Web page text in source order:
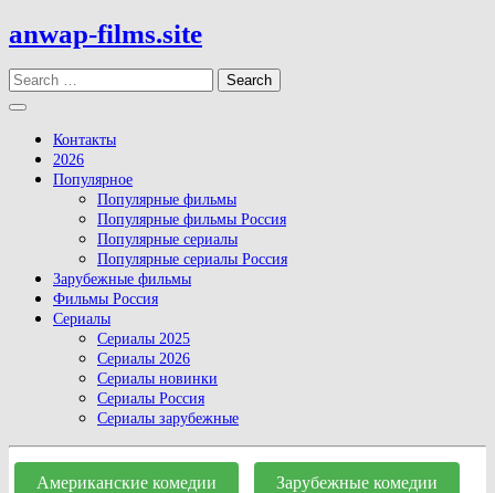
Skip
to
content
anwap-films.site
Search
Open
Button
Контакты
2026
Популярное
Популярные фильмы
Популярные фильмы Россия
Популярные сериалы
Популярные сериалы Россия
Зарубежные фильмы
Фильмы Россия
Сериалы
Сериалы 2025
Сериалы 2026
Сериалы новинки
Сериалы Россия
Сериалы зарубежные
Close
Button
Американские комедии Зарубежные комедии